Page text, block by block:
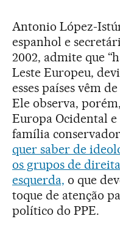
Antonio López-
espanhol e
2002, admite que
Leste Europeu,
esses países vêm
Ele observa,
Europa Ocidental
família
quer saber de
os grupos de
esquerda, o que
toque de atenção
político do PPE.